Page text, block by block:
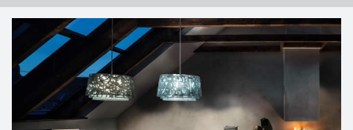
DESIGN HOUSE STOCKHOLM
DRIADE
EGO PARIS